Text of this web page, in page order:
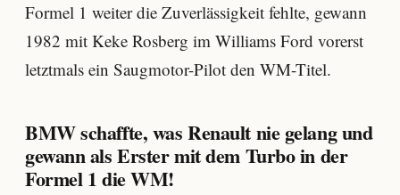
Formel 1 weiter die Zuverlässigkeit fehlte, gewann
1982 mit Keke Rosberg im Williams Ford vorerst
letztmals ein Saugmotor-Pilot den WM-Titel.
BMW schaffte, was Renault nie gelang und
gewann als Erster mit dem Turbo in der
Formel 1 die WM!